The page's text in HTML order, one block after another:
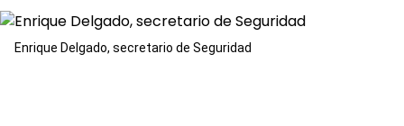
Enrique Delgado, secretario de Seguridad